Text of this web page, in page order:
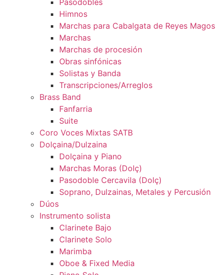
Pasodobles
Himnos
Marchas para Cabalgata de Reyes Magos
Marchas
Marchas de procesión
Obras sinfónicas
Solistas y Banda
Transcripciones/Arreglos
Brass Band
Fanfarria
Suite
Coro Voces Mixtas SATB
Dolçaina/Dulzaina
Dolçaina y Piano
Marchas Moras (Dolç)
Pasodoble Cercavila (Dolç)
Soprano, Dulzainas, Metales y Percusión
Dúos
Instrumento solista
Clarinete Bajo
Clarinete Solo
Marimba
Oboe & Fixed Media